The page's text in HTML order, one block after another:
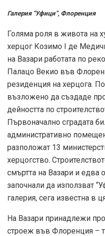
Галерия “Уфици”, Флоренция
Голяма роля в живота на
херцог Козимо I де
на Вазари работата по
Палацо Векио във
резиденция на херцога.
възложено да създаде
дейността по
Първоначално сградата
административно
разположат 13
херцогство.
смъртта на Вазари и едва
започнали да използват
галерия, сега известна в
На Вазари принадлежи
строеж във Флоренция –